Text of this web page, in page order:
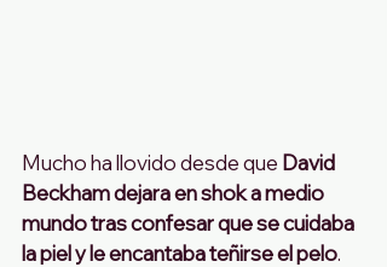
Mucho ha llovido desde que David
Beckham dejara en shok a medio
mundo tras confesar que se cuidaba
la piel y le encantaba teñirse el pelo.